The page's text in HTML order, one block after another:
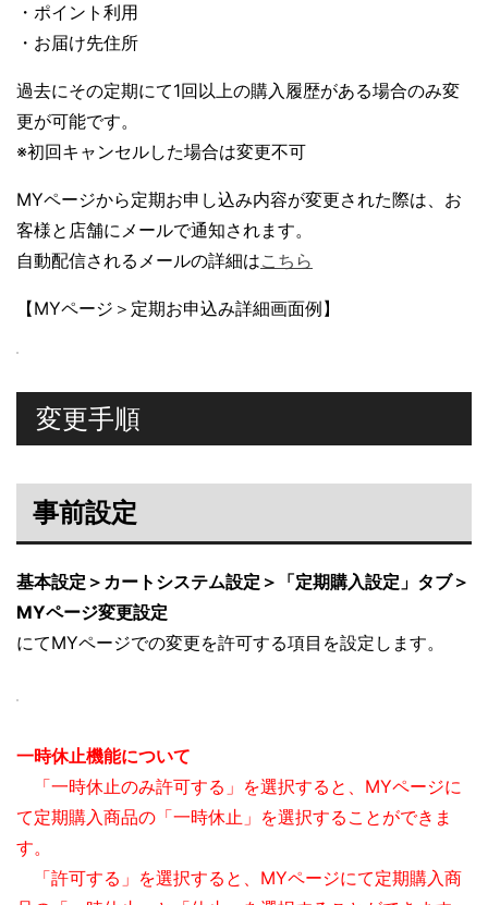
・ポイント利用
・お届け先住所
過去にその定期にて1回以上の購入履歴がある場合のみ変
更が可能です。
※初回キャンセルした場合は変更不可
MYページから定期お申し込み内容が変更された際は、お
客様と店舗にメールで通知されます。
自動配信されるメールの詳細はこちら
【MYページ＞定期お申込み詳細画面例】
変更手順
事前設定
基本設定＞カートシステム設定＞「定期購入設定」タブ＞
MYページ変更設定
にてMYページでの変更を許可する項目を設定します。
一時休止機能について
「一時休止のみ許可する」を選択すると、MYページに
て定期購入商品の「一時休止」を選択することができま
す。
「許可する」を選択すると、MYページにて定期購入商